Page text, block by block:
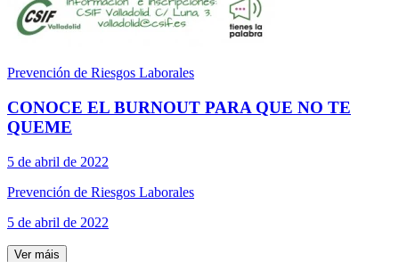
Prevención de Riesgos Laborales
CONOCE EL BURNOUT PARA QUE NO TE
QUEME
5 de abril de 2022
Prevención de Riesgos Laborales
5 de abril de 2022
Ver máis